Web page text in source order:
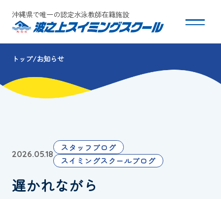
沖縄県で唯一の認定水泳教師在籍施設
スクールについて
コース・クラス紹介
団体会員募集
保護者の方へ
トップ お知らせ
2026.05.18
スタッフブログ
スイミングスクールブログ
遅かれながら